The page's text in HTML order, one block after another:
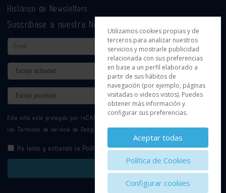
Histórico de Newsletters
Suscríbase a nuestra Newsletter
Email
Actividad
Provincia
Este sitio está protegido por reCAPTCHA y se aplican la
los Términos de servicio de Google.
He leído y entiendo la Política de Privacidad
Enviar
Utilizamos cookies propias y de
terceros para analizar nuestros
servicios y mostrarle publicidad
relacionada con sus preferencias
en base a un perfil elaborado a
partir de sus hábitos de
navegación (por ejemplo, páginas
visitadas o videos vistos). Puedes
obtener más información y
configurar sus preferencias.
Aceptar todas
Política de Cookies
Configurar cookies